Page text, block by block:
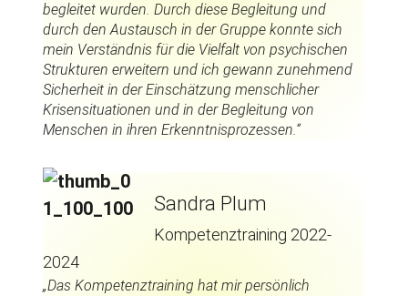
begleitet wurden. Durch diese Begleitung und
durch den Austausch in der Gruppe konnte sich
mein Verständnis für die Vielfalt von psychischen
Strukturen erweitern und ich gewann zunehmend
Sicherheit in der Einschätzung menschlicher
Krisensituationen und in der Begleitung von
Menschen in ihren Erkenntnisprozessen.“
Sandra Plum
Kompetenztraining 2022-
2024
„Das Kompetenztraining hat mir persönlich